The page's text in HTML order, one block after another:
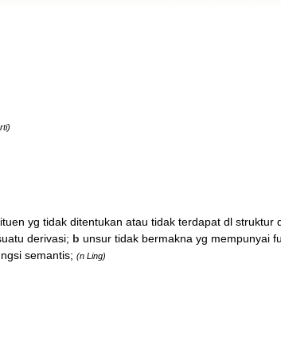
yg tidak ditentukan atau tidak terdapat dl struktur
derivasi; b unsur tidak bermakna yg mempunyai
semantis; (n Ling)